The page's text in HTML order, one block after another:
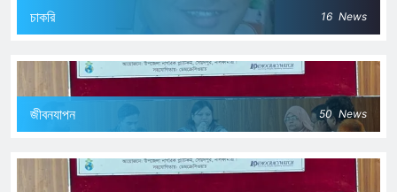
চাকরি 16 News
জীবনযাপন 50 News